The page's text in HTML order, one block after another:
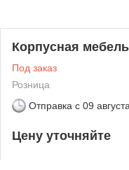
Корпусная
Под заказ
Розница
Отправка с 09
Цену уточняйте